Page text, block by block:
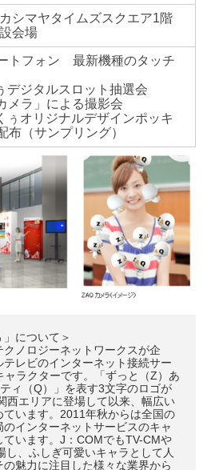
シマヤタイムズスクエア1階
会場
トフォン 最新機種のタッチ
デジタルスロット抽選会
メラ」による撮影会
ぅオリジナルデザインポッキ
布（サンプリング）
」について＞
クノロジーネットワークスが企
レビのインターネット接続サー
ャラクターです。「ずっと（Z）あ
ィ（Q）」を表す3文字のロゴが
西エリアに登場して以来、幅広い
います。2011年秋からは全国の
インターネットサービスのキャ
います。J：COMでもTV-CMや
し、ふしぎ可愛いキャラとして人
魅力に注目した様々な業界から